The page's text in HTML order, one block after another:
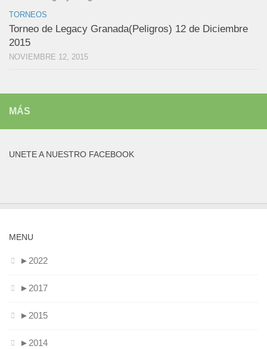
TORNEOS
Torneo de Legacy Granada(Peligros) 12 de Diciembre
2015
NOVIEMBRE 12, 2015
MÁS
UNETE A NUESTRO FACEBOOK
MENU
► 2022
► 2017
► 2015
► 2014